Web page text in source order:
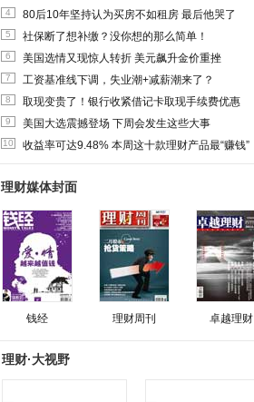
4 80后10年坚持认为买房不如租房 最后他哭了
5 社保断了想补缴？没你想的那么简单！
6 美国选情又现惊人转折 美元飙升金价重挫
7 工资基准线下调，失业潮+减薪潮来了？
8 取现变贵了！银行收紧借记卡取现手续费优惠
9 美国大选震撼登场 下周会发生这些大事
10 收益率可达9.48% 本周这十款理财产品最“赚钱”
理财媒体封面
钱经 理财周刊 卓越理财
理财·大视野